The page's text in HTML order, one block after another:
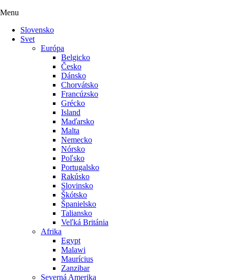
Menu
Slovensko
Svet
Európa
Belgicko
Česko
Dánsko
Chorvátsko
Francúzsko
Grécko
Island
Maďarsko
Malta
Nemecko
Nórsko
Poľsko
Portugalsko
Rakúsko
Slovinsko
Škótsko
Španielsko
Taliansko
Veľká Británia
Afrika
Egypt
Malawi
Maurícius
Zanzibar
Severná Amerika